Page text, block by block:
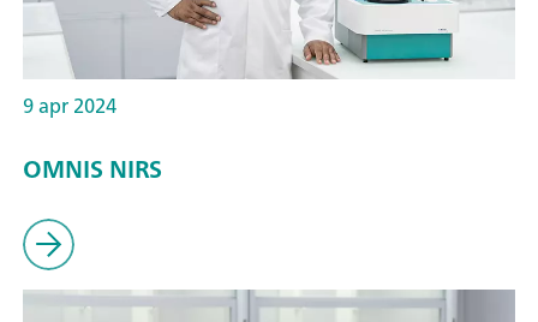
9 apr 2024
OMNIS NIRS